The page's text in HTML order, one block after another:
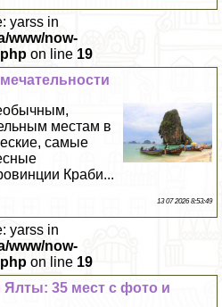
yarss in
www/now-
on line 19
местам в
самые
Краби...
13 07 2026 8:53:49
yarss in
www/now-
on line 19
Ялты: 35 мест с фото и